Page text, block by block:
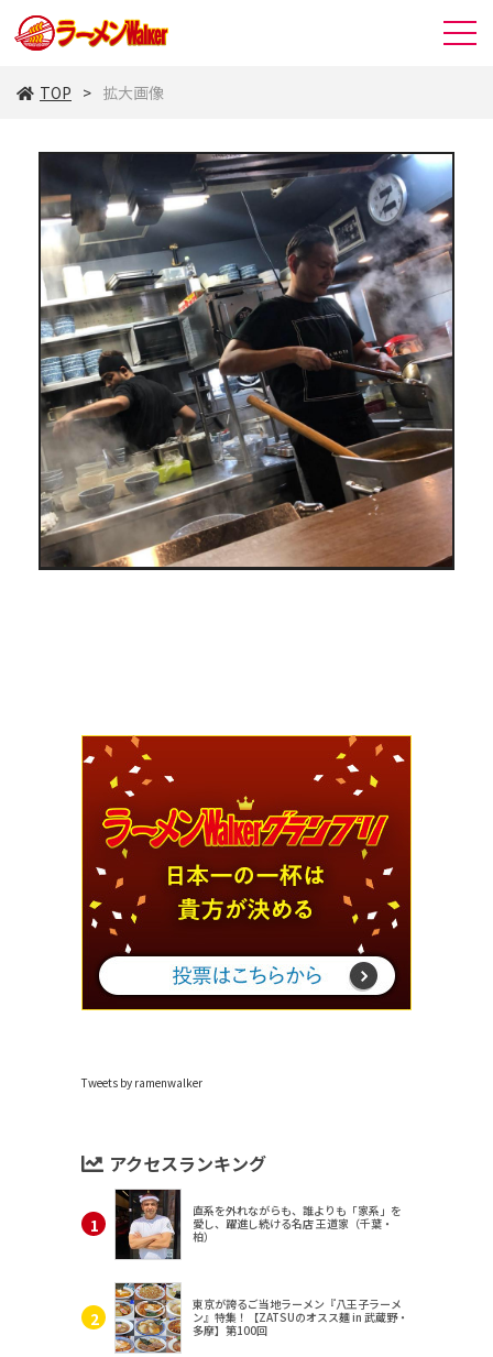
TOP 拡大画像
Tweets by ramenwalker
アクセスランキング
直系を外れながらも、誰よりも「家系」を
愛し、躍進し続ける名店 王道家（千葉・
柏）
東京が誇るご当地ラーメン『八王子ラーメ
ン』特集！【ZATSUのオスス麺 in 武蔵野・
多摩】第100回